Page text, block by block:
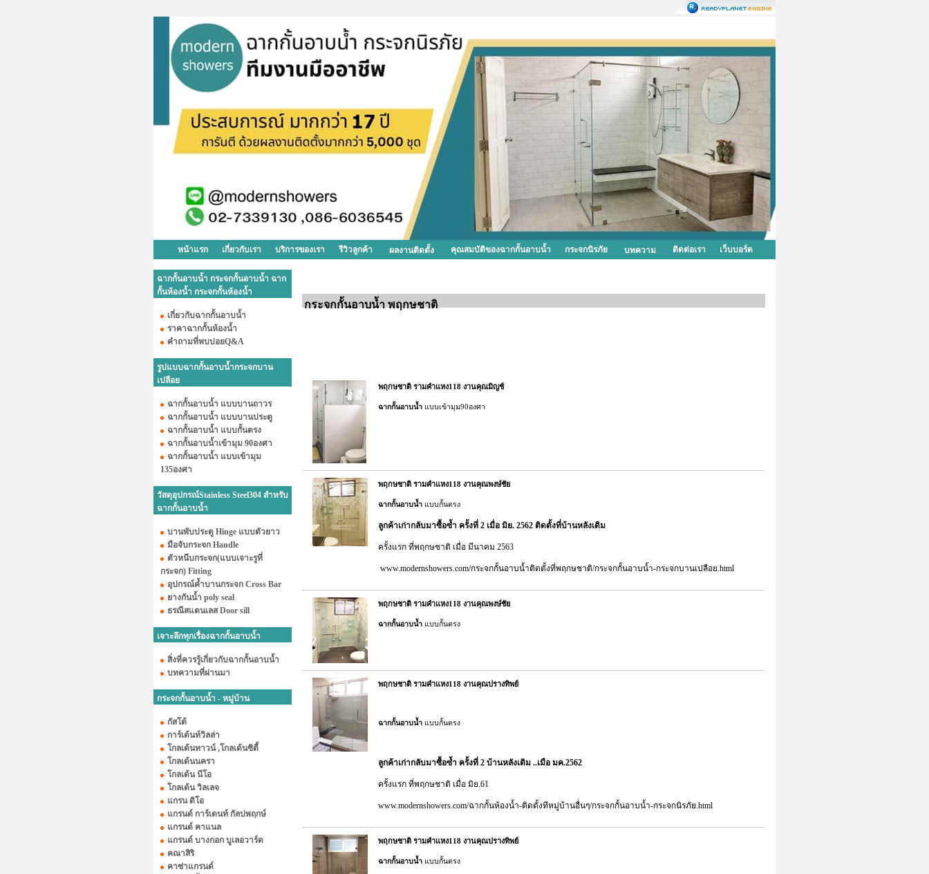
หน้าแรก เกี่ยวกับเรา บริการของเรา รีวิวลูกค้า ผลงานติดตั้ง คุณสมบัติของฉากกั้นอาบน้ำ กระจกนิรภัย บทความ ติดต่อเรา เว็บบอร์ด
ฉากกั้นอาบน้ำ กระจกกั้นอาบน้ำ ฉาก
กั้นห้องน้ำ กระจกกั้นห้องน้ำ
เกี่ยวกับฉากกั้นอาบน้ำ
ราคาฉากกั้นห้องน้ำ
คำถามที่พบบ่อยQ&A
รูปแบบฉากกั้นอาบน้ำกระจกบาน
เปลือย
ฉากกั้นอาบน้ำ แบบบานถาวร
ฉากกั้นอาบน้ำ แบบบานประตู
ฉากกั้นอาบน้ำ แบบกั้นตรง
ฉากกั้นอาบน้ำเข้ามุม 90องศา
ฉากกั้นอาบน้ำ แบบเข้ามุม
135องศา
วัสดุอุปกรณ์Stainless Steel304 สำหรับ
ฉากกั้นอาบน้ำ
บานพับประตู Hinge แบบตัวยาว
มือจับกระจก Handle
ตัวหนีบกระจก(แบบเจาะรูที่
กระจก) Fitting
อุปกรณ์ค้ำบานกระจก Cross Bar
ยางกันน้ำ poly seal
ธรณีสแตนเลส Door sill
เจาะลึกทุกเรื่องฉากกั้นอาบน้ำ
สิ่งที่ควรรู้เกี่ยวกับฉากกั้นอาบน้ำ
บทความที่ผ่านมา
กระจกกั้นอาบน้ำ - หมู่บ้าน
กัสโต้
การ์เด้นท์วิลล่า
โกลเด้นทาวน์ ,โกลเด้นซิตี้
โกลเด้นนครา
โกลเด้น นีโอ
โกลเด้น วิลเลจ
แกรน ดิโอ
แกรนด์ การ์เดนท์ กัลปพฤกษ์
แกรนด์ คาแนล
แกรนด์ บางกอก บูเลอวาร์ด
คณาสิริ
คาซ่าแกรนด์
กระจกกั้นอาบน้ำ พฤกษชาติ
พฤกษชาติ รามคำแหง118 งานคุณมิญช์
ฉากกั้นอาบน้ำ แบบเข้ามุม90องศา
พฤกษชาติ รามคำแหง118 งานคุณพงษ์ชัย
ฉากกั้นอาบน้ำ แบบกั้นตรง
ลูกค้าเก่ากลับมาซื้อซ้ำ ครั้งที่ 2 เมื่อ มิย. 2562 ติดตั้งที่บ้านหลังเดิม
ครั้งแรก ที่พฤกษชาติ เมื่อ มีนาคม 2563
www.modernshowers.com/กระจกกั้นอาบน้ำติดตั้งที่พฤกษชาติ/กระจกกั้นอาบน้ำ-กระจกบานเปลือย.html
พฤกษชาติ รามคำแหง118 งานคุณพงษ์ชัย
ฉากกั้นอาบน้ำ แบบกั้นตรง
พฤกษชาติ รามคำแหง118 งานคุณปรางทิพย์
ฉากกั้นอาบน้ำ แบบกั้นตรง
ลูกค้าเก่ากลับมาซื้อซ้ำ ครั้งที่ 2 บ้านหลังเดิม ..เมือ มค.2562
ครั้งแรก ที่พฤกษชาติ เมื่อ มิย.61
www.modernshowers.com/ฉากกั้นห้องน้ำ-ติดตั้งทีหมู่บ้านอื่นๆ/กระจกกั้นอาบน้ำ-กระจกนิรภัย.html
พฤกษชาติ รามคำแหง118 งานคุณปรางทิพย์
ฉากกั้นอาบน้ำ แบบกั้นตรง